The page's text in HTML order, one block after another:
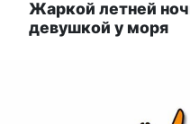
Жаркой летней
девушкой у моря